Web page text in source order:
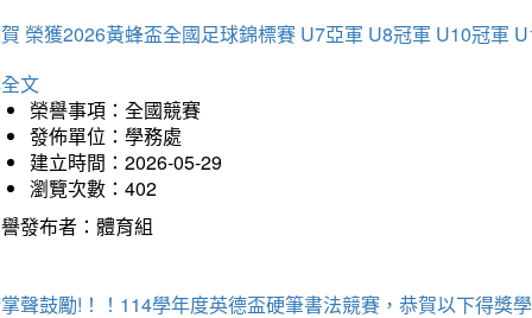
榮獲2026黃蜂盃全國足球錦標賽 U7亞軍 U8冠軍 U10冠軍
文
榮譽事項：全國競賽
發佈單位：學務處
建立時間：2026-05-29
瀏覽次數：402
發布者：體育組
聲鼓勵!！！114學年度英德盃硬筆書法競賽，恭賀以下得獎